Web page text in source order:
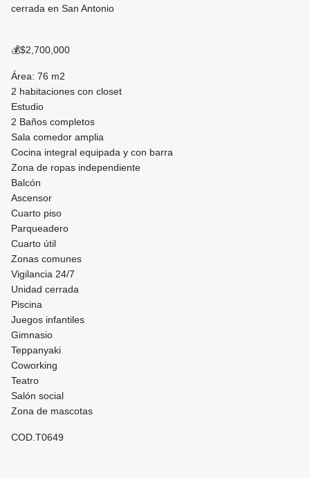
cerrada en San Antonio
💰$2,700,000
Área: 76 m2
2 habitaciones con closet
Estudio
2 Baños completos
Sala comedor amplia
Cocina integral equipada y con barra
Zona de ropas independiente
Balcón
Ascensor
Cuarto piso
Parqueadero
Cuarto útil
Zonas comunes
Vigilancia 24/7
Unidad cerrada
Piscina
Juegos infantiles
Gimnasio
Teppanyaki
Coworking
Teatro
Salón social
Zona de mascotas
COD.T0649